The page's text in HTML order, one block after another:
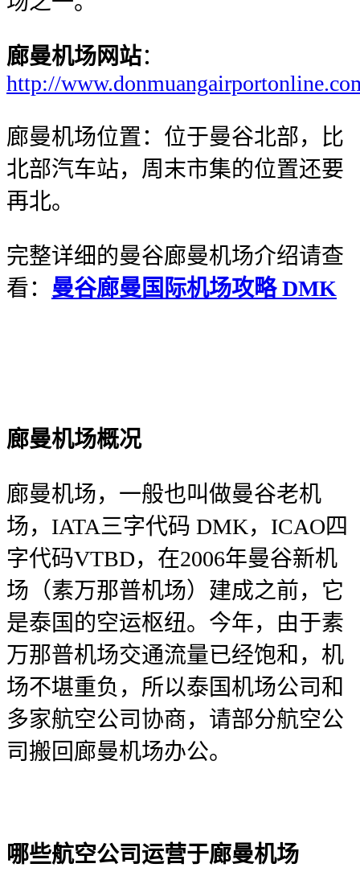
廊曼机场网站：
http://
廊曼机场位置：位于曼谷北部，比
北部汽车站，周末市集的位置还要
再北。
完整详细的曼谷廊曼机场介绍请查
看： 曼谷廊曼国际机场攻略 DMK
廊曼机场概况
廊曼机场，一般也叫做曼谷老机
场，IATA三字代码 DMK，ICAO四
字代码VTBD，在2006年曼谷新机
场（素万那普机场）建成之前，它
是泰国的空运枢纽。今年，由于素
万那普机场交通流量已经饱和，机
场不堪重负，所以泰国机场公司和
多家航空公司协商，请部分航空公
司搬回廊曼机场办公。
哪些航空公司运营于廊曼机场